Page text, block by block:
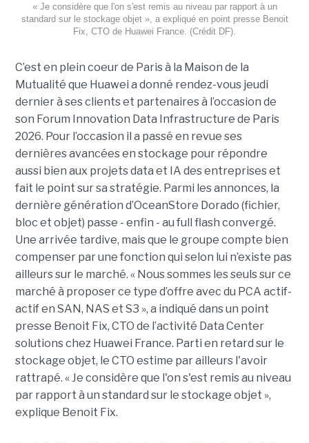
« Je considère que l'on s'est remis au niveau par rapport à un
standard sur le stockage objet », a expliqué en point presse Benoit
Fix, CTO de Huawei France. (Crédit DF).
C’est en plein coeur de Paris à la Maison de la
Mutualité que Huawei a donné rendez-vous jeudi
dernier à ses clients et partenaires à l’occasion de
son Forum Innovation Data Infrastructure de Paris
2026. Pour l’occasion il a passé en revue ses
dernières avancées en stockage pour répondre
aussi bien aux projets data et IA des entreprises et
fait le point sur sa stratégie. Parmi les annonces, la
dernière génération d’OceanStore Dorado (fichier,
bloc et objet) passe - enfin - au full flash convergé.
Une arrivée tardive, mais que le groupe compte bien
compenser par une fonction qui selon lui n’existe pas
ailleurs sur le marché. « Nous sommes les seuls sur ce
marché à proposer ce type d’offre avec du PCA actif-
actif en SAN, NAS et S3 », a indiqué dans un point
presse Benoit Fix, CTO de l’activité Data Center
solutions chez Huawei France. Parti en retard sur le
stockage objet, le CTO estime par ailleurs l'avoir
rattrapé. « Je considère que l'on s'est remis au niveau
par rapport à un standard sur le stockage objet »,
explique Benoit Fix.